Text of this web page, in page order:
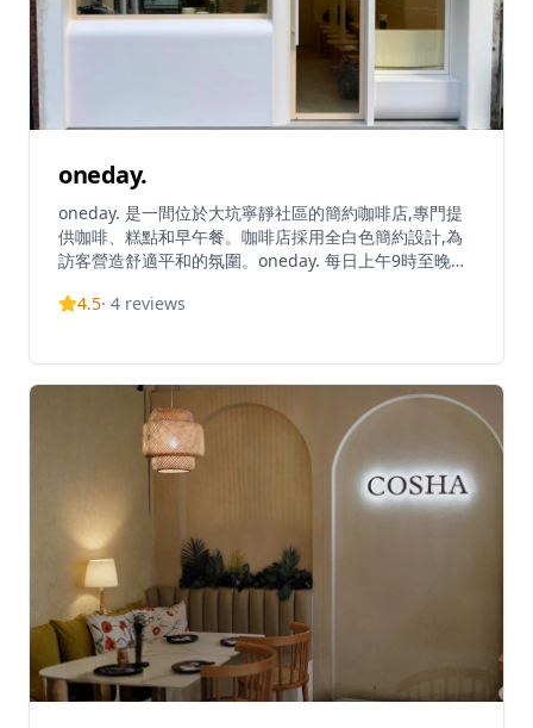
oneday.
oneday. 是一間位於大坑寧靜社區的簡約咖啡店,專門提
供咖啡、糕點和早午餐。咖啡店採用全白色簡約設計,為
訪客營造舒適平和的氛圍。oneday. 每日上午9時至晚上
作,深受咖啡愛好者歡迎。菜單提供典型的咖啡店鹹味和
間。店舖提供外賣服務以增加便利性。憑藉其舒適的氛
圍、簡約美學以及對優質咖啡和糕點的專注,oneday. 已
成為大坑區咖啡愛好者尋找寧靜空間享受每日咖啡的迷人
4.5· 4 reviews